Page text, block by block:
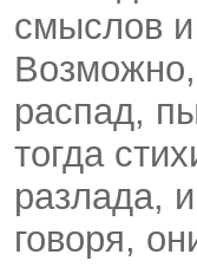
смыслов
Возможно,
распад,
тогда
разлада,
говоря,